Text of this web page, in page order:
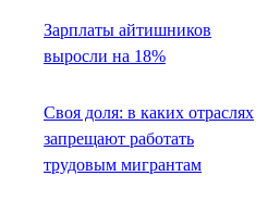
Зарплаты айтишников
выросли на 18%
Своя доля: в каких отраслях
запрещают работать
трудовым мигрантам